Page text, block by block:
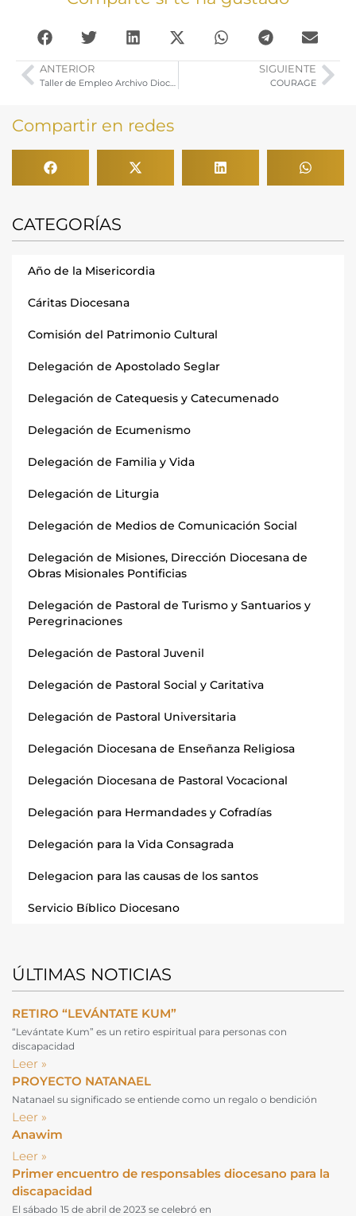
ANTERIOR
Taller de Empleo Archivo Diocesano. Listados Definitivo de Admitidos Excluidos
SIGUIENTE
COURAGE
Compartir en redes
CATEGORÍAS
Año de la Misericordia
Cáritas Diocesana
Comisión del Patrimonio Cultural
Delegación de Apostolado Seglar
Delegación de Catequesis y Catecumenado
Delegación de Ecumenismo
Delegación de Familia y Vida
Delegación de Liturgia
Delegación de Medios de Comunicación Social
Delegación de Misiones, Dirección Diocesana de
Obras Misionales Pontificias
Delegación de Pastoral de Turismo y Santuarios y
Peregrinaciones
Delegación de Pastoral Juvenil
Delegación de Pastoral Social y Caritativa
Delegación de Pastoral Universitaria
Delegación Diocesana de Enseñanza Religiosa
Delegación Diocesana de Pastoral Vocacional
Delegación para Hermandades y Cofradías
Delegación para la Vida Consagrada
Delegacion para las causas de los santos
Servicio Bíblico Diocesano
ÚLTIMAS NOTICIAS
RETIRO “LEVÁNTATE KUM”
“Levántate Kum” es un retiro espiritual para personas con
discapacidad
Leer »
PROYECTO NATANAEL
Natanael su significado se entiende como un regalo o bendición
Leer »
Anawim
Leer »
Primer encuentro de responsables diocesano para la
discapacidad
El sábado 15 de abril de 2023 se celebró en